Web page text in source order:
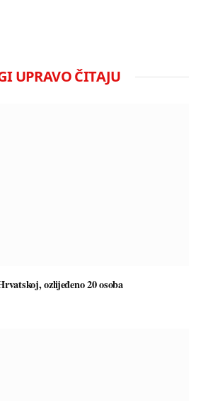
UPRAVO ČITAJU
ozlijeđeno 20 osoba